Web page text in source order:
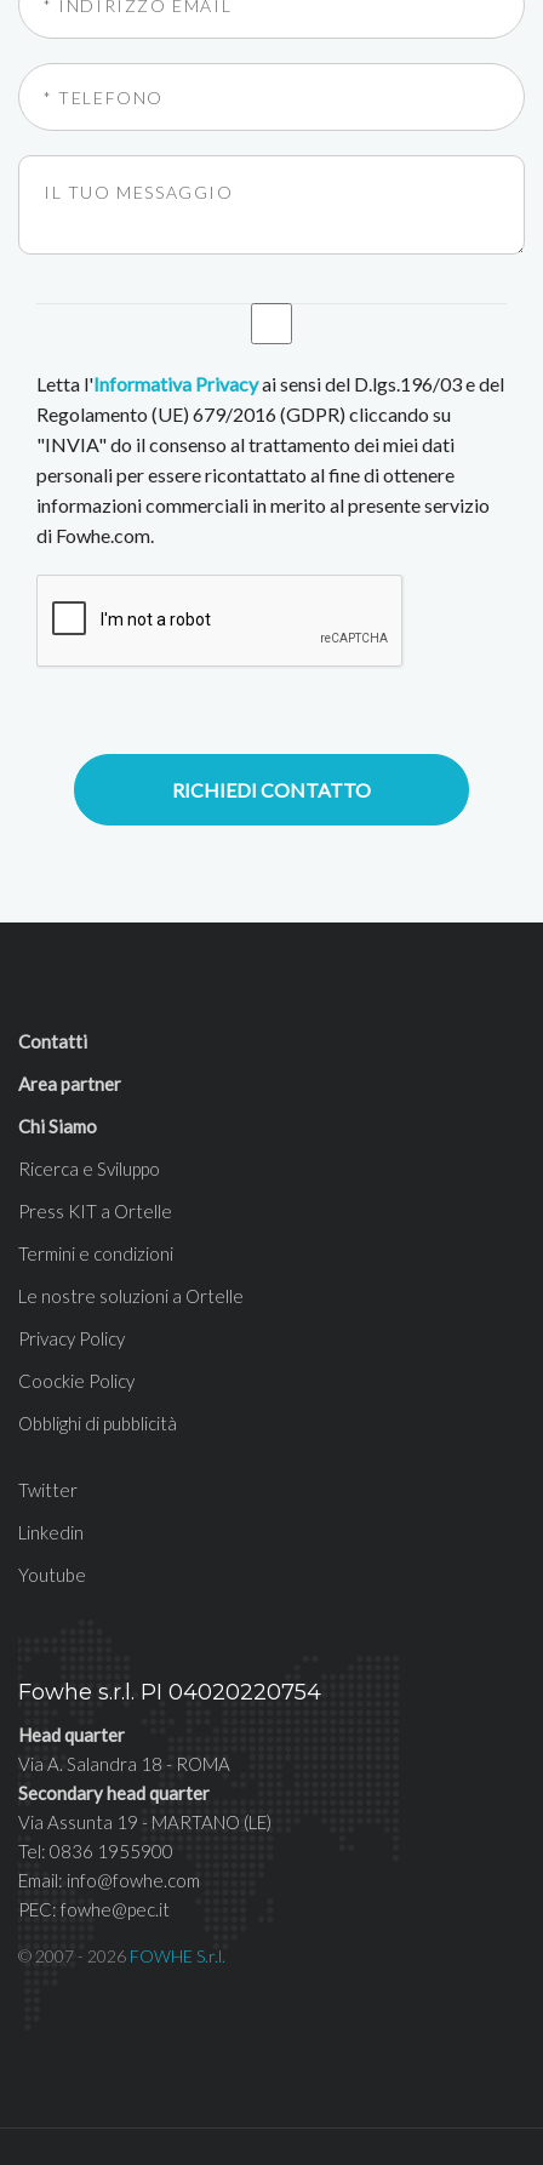
Letta l'Informativa Privacyai sensi del D.lgs.196/03 e del
Regolamento (UE) 679/2016 (GDPR) cliccando su
"INVIA" do il consenso al trattamento dei miei dati
personali per essere ricontattato al fine di ottenere
informazioni commerciali in merito al presente servizio
di Fowhe.com.
RICHIEDI CONTATTO
Contatti
Area partner
Chi Siamo
Ricerca e Sviluppo
Press KIT a Ortelle
Termini e condizioni
Le nostre soluzioni a Ortelle
Privacy Policy
Coockie Policy
Obblighi di pubblicità
Twitter
Linkedin
Youtube
Fowhe s.r.l. PI 04020220754
Head quarter
Via A. Salandra 18 - ROMA
Secondary head quarter
Via Assunta 19 - MARTANO (LE)
Tel: 0836 1955900
Email: info@fowhe.com
PEC: fowhe@pec.it
© 2007 - 2026 FOWHE S.r.l.